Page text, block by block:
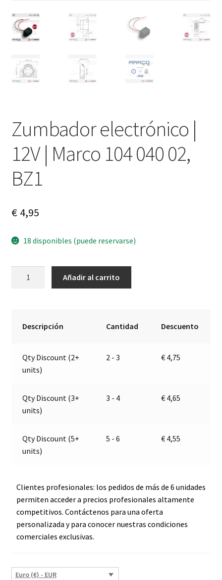
Zumbador electrónico |
12V | Marco 104 040 02,
BZ1
€4,95
18 disponibles (puede reservarse)
040
cantidad
Añadir al carrito
Descripción Cantidad Descuento
Qty Discount (2+
units)
2 - 3 € 4,75
Qty Discount (3+
units)
3 - 4 € 4,65
Qty Discount (5+
units)
5 - 6 € 4,55
Clientes profesionales: los pedidos de más de 6 unidades
permiten acceder a precios profesionales altamente
competitivos. Contáctenos para una oferta
personalizada y para conocer nuestras condiciones
comerciales exclusivas.
Euro (€) - EUR